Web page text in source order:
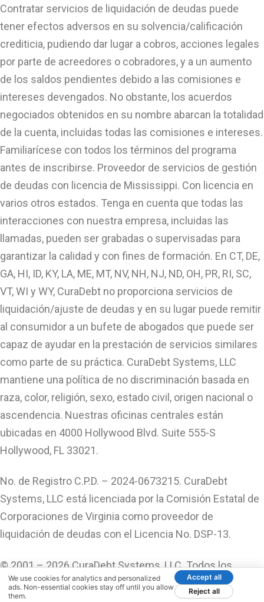
Contratar servicios de liquidación de deudas puede
tener efectos adversos en su solvencia/calificación
crediticia, pudiendo dar lugar a cobros, acciones legales
por parte de acreedores o cobradores, y a un aumento
de los saldos pendientes debido a las comisiones e
intereses devengados. No obstante, los acuerdos
negociados obtenidos en su nombre abarcan la totalidad
de la cuenta, incluidas todas las comisiones e intereses.
Familiarícese con todos los términos del programa
antes de inscribirse. Proveedor de servicios de gestión
de deudas con licencia de Mississippi. Con licencia en
varios otros estados. Tenga en cuenta que todas las
interacciones con nuestra empresa, incluidas las
llamadas, pueden ser grabadas o supervisadas para
garantizar la calidad y con fines de formación. En CT, DE,
GA, HI, ID, KY, LA, ME, MT, NV, NH, NJ, ND, OH, PR, RI, SC,
VT, WI y WY, CuraDebt no proporciona servicios de
liquidación/ajuste de deudas y en su lugar puede remitir
al consumidor a un bufete de abogados que puede ser
capaz de ayudar en la prestación de servicios similares
como parte de su práctica. CuraDebt Systems, LLC
mantiene una política de no discriminación basada en
raza, color, religión, sexo, estado civil, origen nacional o
ascendencia. Nuestras oficinas centrales están
ubicadas en 4000 Hollywood Blvd. Suite 555-S
Hollywood, FL 33021.
No. de Registro C.P.D. – 2024-0673215. CuraDebt
Systems, LLC está licenciada por la Comisión Estatal de
Corporaciones de Virginia como proveedor de
liquidación de deudas con el Licencia No. DSP-13.
© 2001 – 2026 CuraDebt Systems, LLC. Todos los
Derechos Reservados.
We use cookies for analytics and personalized
ads. Non-essential cookies stay off until you allow
them.
Accept all
Reject all